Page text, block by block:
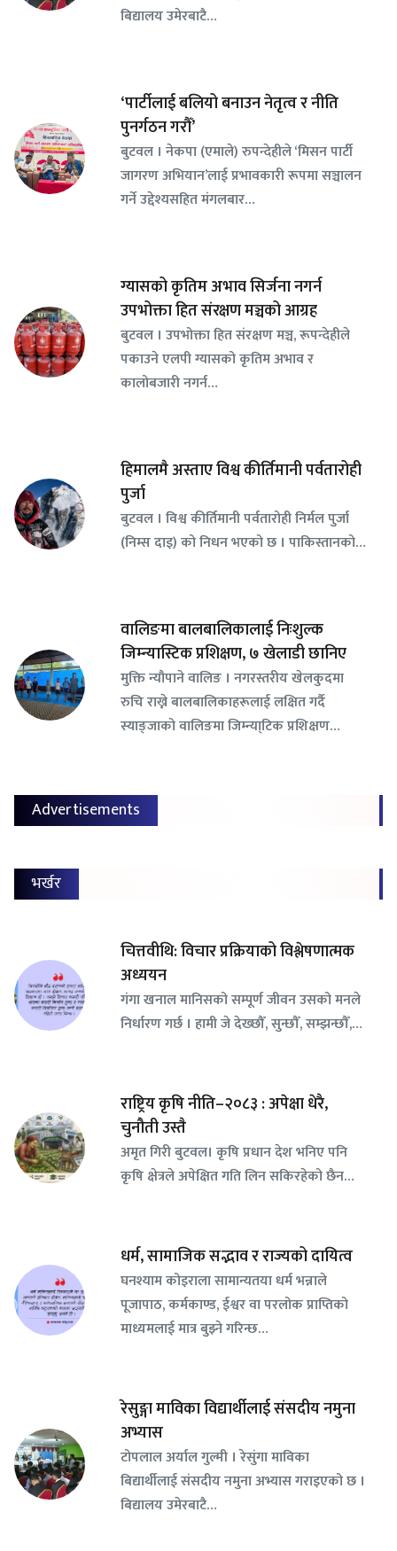
बिद्यालय उमेरबाटै…
‘पार्टीलाई बलियो बनाउन नेतृत्व र नीति
पुनर्गठन गरौँ’
बुटवल । नेकपा (एमाले) रुपन्देहीले ‘मिसन पार्टी
जागरण अभियान’लाई प्रभावकारी रूपमा सञ्चालन
गर्ने उद्देश्यसहित मंगलबार…
ग्यासको कृतिम अभाव सिर्जना नगर्न
उपभोक्ता हित संरक्षण मञ्चको आग्रह
बुटवल । उपभोक्ता हित संरक्षण मञ्च, रूपन्देहीले
पकाउने एलपी ग्यासको कृतिम अभाव र
कालोबजारी नगर्न…
हिमालमै अस्ताए विश्व कीर्तिमानी पर्वतारोही
पुर्जा
बुटवल । विश्व कीर्तिमानी पर्वतारोही निर्मल पुर्जा
(निम्स दाइ) को निधन भएको छ । पाकिस्तानको…
वालिङमा बालबालिकालाई निःशुल्क
जिम्न्यास्टिक प्रशिक्षण, ७ खेलाडी छानिए
​मुक्ति न्यौपाने वालिङ । नगरस्तरीय खेलकुदमा
रुचि राख्ने बालबालिकाहरूलाई लक्षित गर्दै
स्याङ्जाको वालिङमा जिम्न्या्टिक प्रशिक्षण…
Advertisements
भर्खर
चित्तवीथि: विचार प्रक्रियाको विश्लेषणात्मक
अध्ययन
गंगा खनाल मानिसको सम्पूर्ण जीवन उसको मनले
निर्धारण गर्छ । हामी जे देख्छौँ, सुन्छौँ, सम्झन्छौँ,…
राष्ट्रिय कृषि नीति–२०८३ : अपेक्षा धेरै,
चुनौती उस्तै
अमृत गिरी बुटवल। कृषि प्रधान देश भनिए पनि
कृषि क्षेत्रले अपेक्षित गति लिन सकिरहेको छैन…
धर्म, सामाजिक सद्भाव र राज्यको दायित्व
घनश्याम कोइराला सामान्यतया धर्म भन्नाले
पूजापाठ, कर्मकाण्ड, ईश्वर वा परलोक प्राप्तिको
माध्यमलाई मात्र बुझ्ने गरिन्छ…
रेसुङ्गा माविका विद्यार्थीलाई संसदीय नमुना
अभ्यास
टोपलाल अर्याल गुल्मी । रेसुंगा माविका
बिद्यार्थीलाई संसदीय नमुना अभ्यास गराइएको छ ।
बिद्यालय उमेरबाटै…